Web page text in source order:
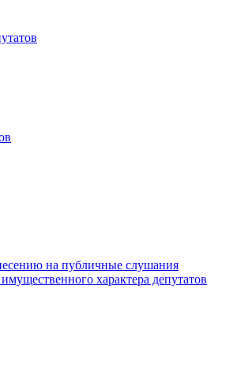
на публичные слушания
характера депутатов